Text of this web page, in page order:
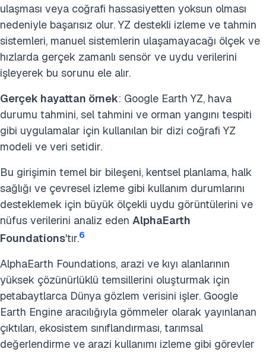
ulaşması veya coğrafi hassasiyetten yoksun olması
nedeniyle başarısız olur. YZ destekli izleme ve tahmin
sistemleri, manuel sistemlerin ulaşamayacağı ölçek ve
hızlarda gerçek zamanlı sensör ve uydu verilerini
işleyerek bu sorunu ele alır.
Gerçek hayattan örnek: Google Earth YZ, hava
durumu tahmini, sel tahmini ve orman yangını tespiti
gibi uygulamalar için kullanılan bir dizi coğrafi YZ
modeli ve veri setidir.
Bu girişimin temel bir bileşeni, kentsel planlama, halk
sağlığı ve çevresel izleme gibi kullanım durumlarını
desteklemek için büyük ölçekli uydu görüntülerini ve
nüfus verilerini analiz eden AlphaEarth
Foundations'tır.6
AlphaEarth Foundations, arazi ve kıyı alanlarının
yüksek çözünürlüklü temsillerini oluşturmak için
petabaytlarca Dünya gözlem verisini işler. Google
Earth Engine aracılığıyla gömmeler olarak yayınlanan
çıktıları, ekosistem sınıflandırması, tarımsal
değerlendirme ve arazi kullanımı izleme gibi görevler